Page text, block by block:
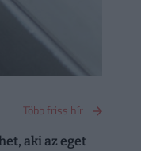
Több friss hír
aki az eget